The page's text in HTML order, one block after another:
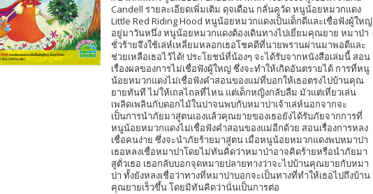
Candell รายละเอียดเพิ่มเติม ดุจเดือน กลั่นคูวัด หนูน้อยหมวกแดง
Little Red Riding Hood หนูน้อยหมวกแดงเป็นเด็กดีและเชื่อฟังผู้ใหญ่
อยู่มาวันหนึ่ง หนูน้อยหมวกแดงต้องเดินทางไปเยี่ยมคุณยาย หมาป่า
ชั่วร้ายจึงใช้เล่ห์เหลี่ยมหลอกเธอโชคดีที่นายพรานผ่านมาพอดีและ
ช่วยเหลือเธอไว้ได้! ประโยชน์ที่น้องๆ จะได้รับจากหนังสือเล่มนี้ สอน
เรื่องผลของการไม่เชื่อฟังผู้ใหญ่ ซึ่งจะทำให้เกิดอันตรายได้ การที่หนู
น้อยหมวกแดงไม่เชื่อฟังคำสอนของแม่ที่บอกให้เธอตรงไปบ้านคุณ
ยายทันที ไม่ให้เถลไถลที่ไหน แต่เด็กหญิงกลับลืม มัวแต่เที่ยวเล่น
เพลิดเพลินกับดอกไม้ในปาจนพบกับหมาปาเจ้าเล่ห์นอกจากจะ
เป็นการนำภัยมาสู่ตนเองแล้วคุณยายของเธอยังได้รับภัยจากการที่
หนูน้อยหมวกแดงไม่เชื่อฟังคำสอนของแม่อีกด้วย สอนเรื่องการหลง
เชื่อคนง่าย ซึ่งจะนำภัยร้ายมาสู่ตน เมื่อหนูน้อยหมวกแดงพบหมาปา
เธอหลงเชื่อหมาปาโดยไม่ทันคิดว่าหมาป่าอาจคิดร้ายหรือนำภัยมา
สูตั่วเธอ เธอกลับบอกจุดหมายปลายทางว่าจะไปบ้านคุณยายกับหมา
ปา ทั้งยังหลงเชื่อว่าทางที่หมาปาบอกจะเป็นทางที่ทำให้เธอไปถึงบ้าน
คุณยายเร็วขึ้น โดยมิทันคิดว่านั่นเป็นการต่อ